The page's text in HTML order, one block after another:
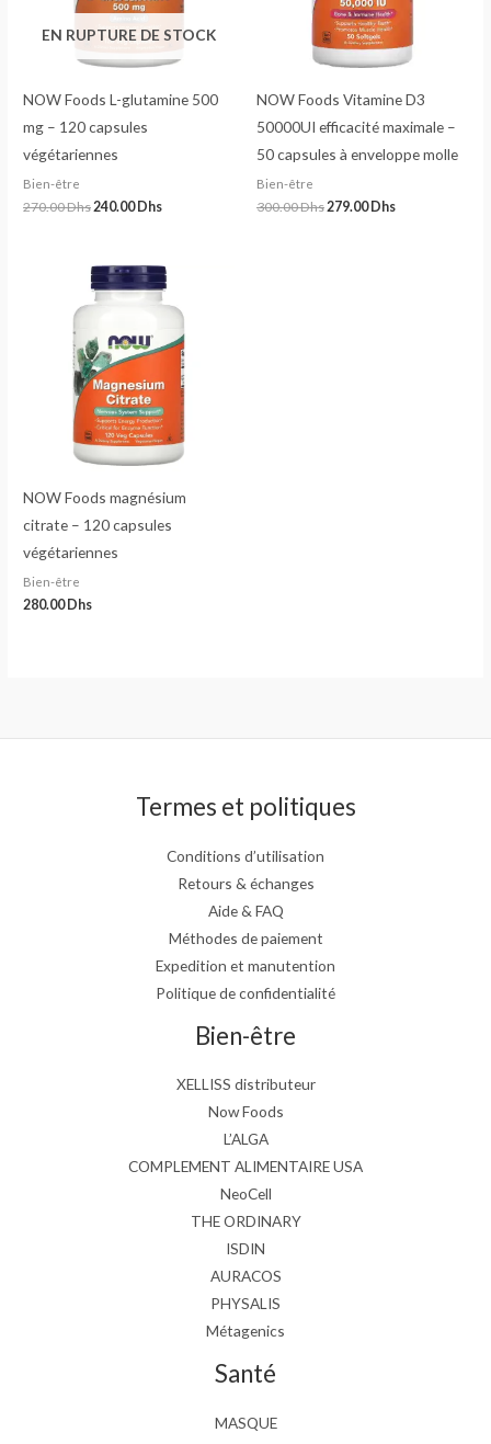
EN RUPTURE DE STOCK
NOW Foods L-glutamine 500
mg – 120 capsules
végétariennes
Bien-être
270.00Dhs240.00 Dhs
NOW Foods Vitamine D3
50000UI efficacité maximale –
50 capsules à enveloppe molle
Bien-être
300.00Dhs279.00 Dhs
NOW Foods magnésium
citrate – 120 capsules
végétariennes
Bien-être
280.00 Dhs
Termes et politiques
Conditions d’utilisation
Retours & échanges
Aide & FAQ
Méthodes de paiement
Expedition et manutention
Politique de confidentialité
Bien-être
XELLISS distributeur
Now Foods
L’ALGA
COMPLEMENT ALIMENTAIRE USA
NeoCell
THE ORDINARY
ISDIN
AURACOS
PHYSALIS
Métagenics
Santé
MASQUE